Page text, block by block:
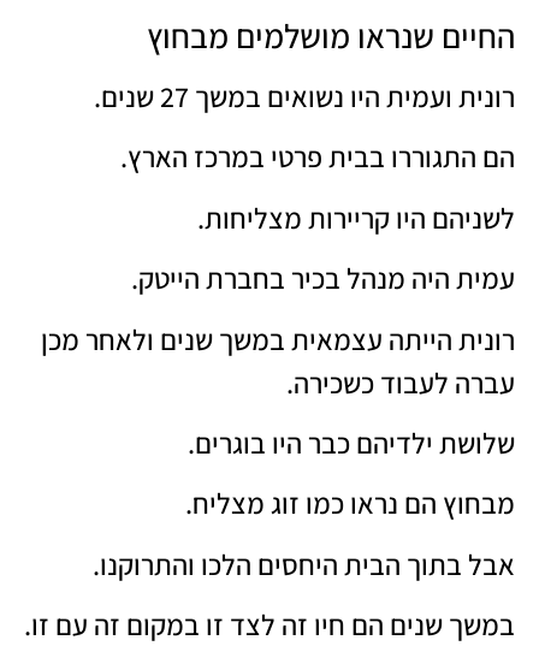
החיים שנראו מושלמים מבחוץ
רונית ועמית היו נשואים במשך 27 שנים.
הם התגוררו בבית פרטי במרכז הארץ.
לשניהם היו קריירות מצליחות.
עמית היה מנהל בכיר בחברת הייטק.
רונית הייתה עצמאית במשך שנים ולאחר מכן
עברה לעבוד כשכירה.
שלושת ילדיהם כבר היו בוגרים.
מבחוץ הם נראו כמו זוג מצליח.
אבל בתוך הבית היחסים הלכו והתרוקנו.
במשך שנים הם חיו זה לצד זו במקום זה עם זו.